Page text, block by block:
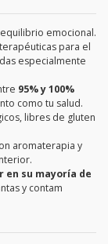
emocional.
para el
especialmente
95% y 100%
como tu salud.
libres de gluten
aromaterapia y
en su mayoría de
y contam